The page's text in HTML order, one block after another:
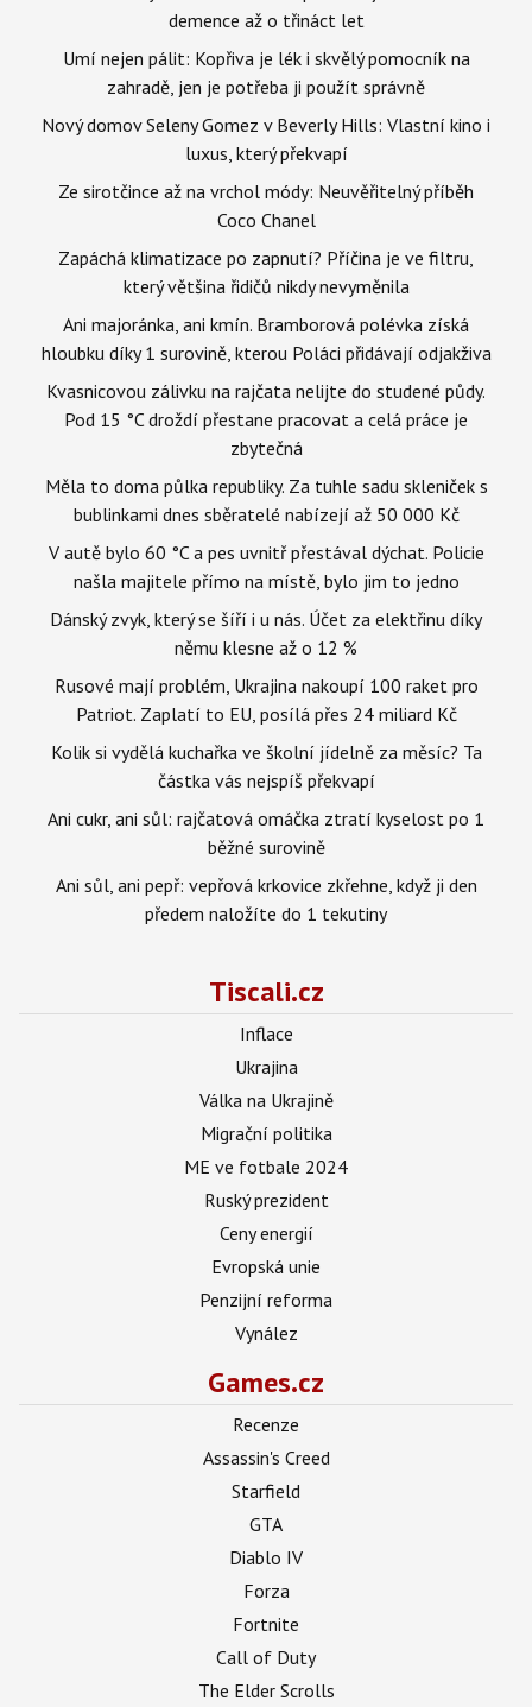
demence až o třináct let
Umí nejen pálit: Kopřiva je lék i skvělý pomocník na
zahradě, jen je potřeba ji použít správně
Nový domov Seleny Gomez v Beverly Hills: Vlastní kino i
luxus, který překvapí
Ze sirotčince až na vrchol módy: Neuvěřitelný příběh
Coco Chanel
Zapáchá klimatizace po zapnutí? Příčina je ve filtru,
který většina řidičů nikdy nevyměnila
Ani majoránka, ani kmín. Bramborová polévka získá
hloubku díky 1 surovině, kterou Poláci přidávají odjakživa
Kvasnicovou zálivku na rajčata nelijte do studené půdy.
Pod 15 °C droždí přestane pracovat a celá práce je
zbytečná
Měla to doma půlka republiky. Za tuhle sadu skleniček s
bublinkami dnes sběratelé nabízejí až 50 000 Kč
V autě bylo 60 °C a pes uvnitř přestával dýchat. Policie
našla majitele přímo na místě, bylo jim to jedno
Dánský zvyk, který se šíří i u nás. Účet za elektřinu díky
němu klesne až o 12 %
Rusové mají problém, Ukrajina nakoupí 100 raket pro
Patriot. Zaplatí to EU, posílá přes 24 miliard Kč
Kolik si vydělá kuchařka ve školní jídelně za měsíc? Ta
částka vás nejspíš překvapí
Ani cukr, ani sůl: rajčatová omáčka ztratí kyselost po 1
běžné surovině
Ani sůl, ani pepř: vepřová krkovice zkřehne, když ji den
předem naložíte do 1 tekutiny
Tiscali.cz
Inflace
Ukrajina
Válka na Ukrajině
Migrační politika
ME ve fotbale 2024
Ruský prezident
Ceny energií
Evropská unie
Penzijní reforma
Vynález
Games.cz
Recenze
Assassin's Creed
Starfield
GTA
Diablo IV
Forza
Fortnite
Call of Duty
The Elder Scrolls